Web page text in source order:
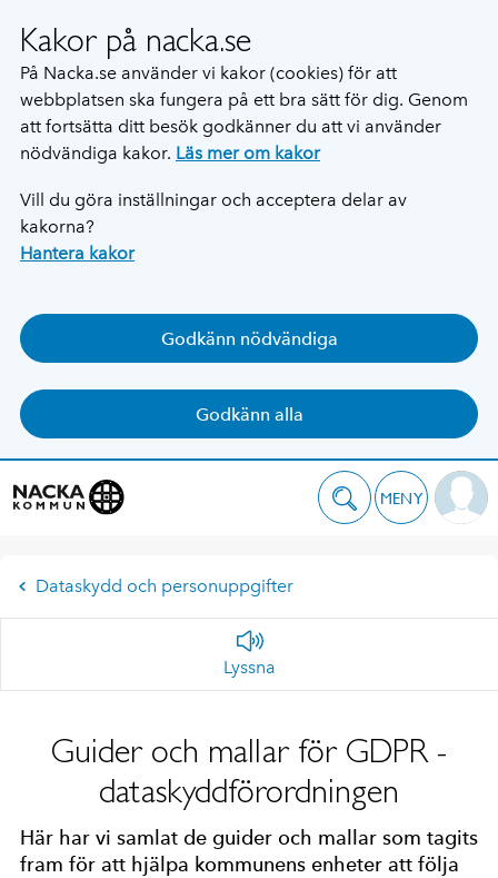
Kakor på nacka.se
På Nacka.se använder vi kakor (cookies) för att
webbplatsen ska fungera på ett bra sätt för dig. Genom
att fortsätta ditt besök godkänner du att vi använder
nödvändiga kakor. Läs mer om kakor
Vill du göra inställningar och acceptera delar av
kakorna?
Hantera kakor
Godkänn nödvändiga
Godkänn alla
MENY
Dataskydd och personuppgifter
Lyssna
Guider och mallar för GDPR -
dataskyddförordningen
Här har vi samlat de guider och mallar som tagits
fram för att hjälpa kommunens enheter att följa